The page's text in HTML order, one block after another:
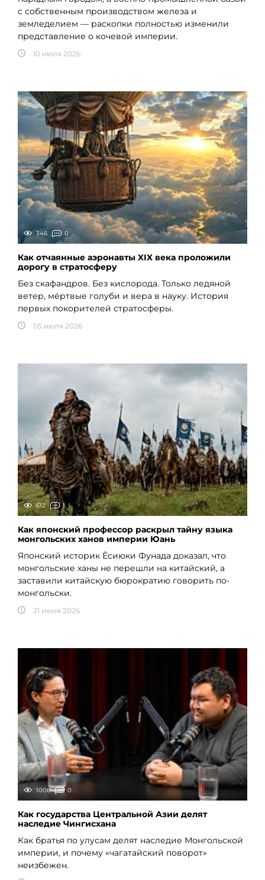
с собственным производством железа и
земледелием — раскопки полностью изменили
представление о кочевой империи.
10 июля 2026
346 0
Как отчаянные аэронавты XIX века проложили
дорогу в стратосферу
Без скафандров. Без кислорода. Только ледяной
ветер, мёртвые голуби и вера в науку. История
первых покорителей стратосферы.
05 июля 2026
612 1
Как японский профессор раскрыл тайну языка
монгольских ханов империи Юань
Японский историк Ёсиюки Фунада доказал, что
монгольские ханы не перешли на китайский, а
заставили китайскую бюрократию говорить по-
монгольски.
21 июня 2026
1006 0
Как государства Центральной Азии делят
наследие Чингисхана
Как братья по улусам делят наследие Монгольской
империи, и почему «чагатайский поворот»
неизбежен.